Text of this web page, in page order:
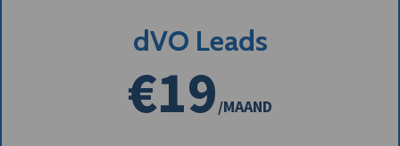
dVO Leads
€19/MAAND